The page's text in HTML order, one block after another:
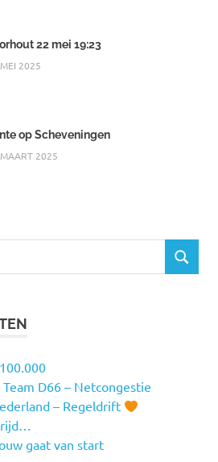
22 mei 19:23
2025
op Scheveningen
2025
ZOEKEN
D66 – Netcongestie
– Regeldrift
gaat van start